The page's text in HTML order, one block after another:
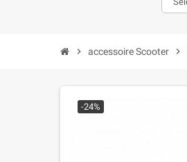
chevron_right accessoire Scooter chevron_right
-24%